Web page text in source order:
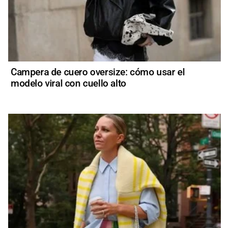
Campera de cuero oversize: cómo usar el
modelo viral con cuello alto